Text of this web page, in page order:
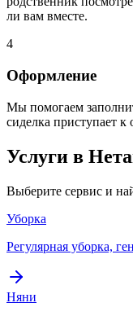
ли вам вместе.
4
Оформление
Мы помогаем
сиделка приступает к
Услуги в
Выберите сервис и
Уборка
Регулярная уборка,
Няни